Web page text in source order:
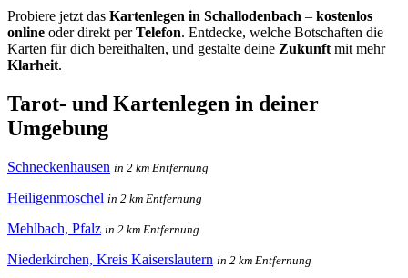
Probiere jetzt das Kartenlegen in Schallodenbach – kostenlos
online oder direkt perTelefon. Entdecke, welche Botschaften die
Karten für dich bereithalten, und gestalte deine Zukunft mit mehr
Klarheit.
Tarot- und Kartenlegen in deiner
Umgebung
Schneckenhausen in 2 km Entfernung
Heiligenmoschel in 2 km Entfernung
Mehlbach, Pfalz in 2 km Entfernung
Niederkirchen, Kreis Kaiserslautern in 2 km Entfernung